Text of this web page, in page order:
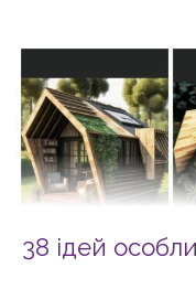
38 ідей